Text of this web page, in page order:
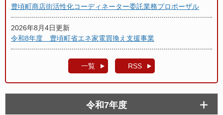
豊頃町商店街活性化コーディネーター委託業務プロポーザル
2026年8月4日更新
令和8年度 豊頃町省エネ家電買換え支援事業
一覧 RSS
令和7年度